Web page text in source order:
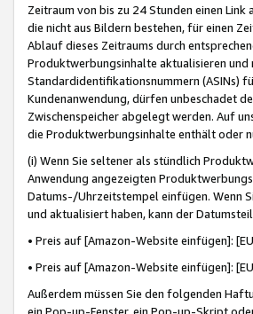
Zeitraum von bis zu 24 Stunden einen
die nicht aus Bildern bestehen, für einen
Ablauf dieses Zeitraums durch
Produktwerbungsinhalte aktualisieren
Standardidentifikationsnummern (ASINs)
Kundenanwendung, dürfen unbeschadet
Zwischenspeicher abgelegt werden. Auf
die Produktwerbungsinhalte enthält oder
(i) Wenn Sie seltener als stündlich
Anwendung angezeigten
Datums-/Uhrzeitstempel einfügen. Wenn
und aktualisiert haben, kann der
• Preis auf [Amazon-Website einfügen]:
• Preis auf [Amazon-Website einfügen]:
Außerdem müssen Sie den folgenden
ein Pop-up-Fenster, ein Pop-up-Skript